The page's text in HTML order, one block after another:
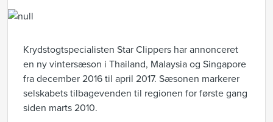
Krydstogtspecialisten Star Clippers har annonceret
en ny vintersæson i Thailand, Malaysia og Singapore
fra december 2016 til april 2017. Sæsonen markerer
selskabets tilbagevenden til regionen for første gang
siden marts 2010.